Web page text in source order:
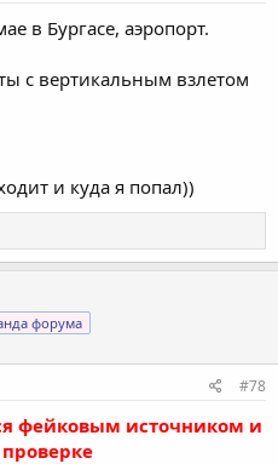
в Бургасе, аэропорт.
с вертикальным взлетом
и куда я попал))
форума
#78
фейковым источником и